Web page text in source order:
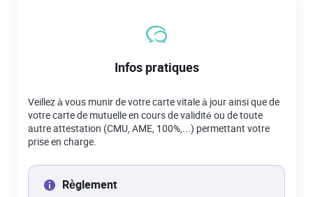
Infos pratiques
Veillez à vous munir de votre carte vitale à jour ainsi que de
votre carte de mutuelle en cours de validité ou de toute
autre attestation (CMU, AME, 100%,...) permettant votre
prise en charge.
Règlement